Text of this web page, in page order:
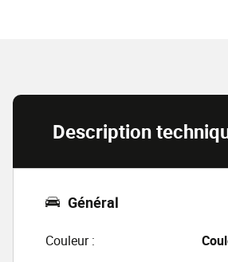
Description
Général
Couleur :